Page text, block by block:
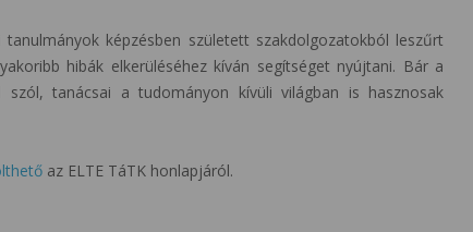
képzésben született szakdolgozatokból leszűrt
hibák elkerüléséhez kíván segítséget nyújtani. Bár a
szól, tanácsai a tudományon kívüli világban is hasznosak
az ELTE TáTK honlapjáról.